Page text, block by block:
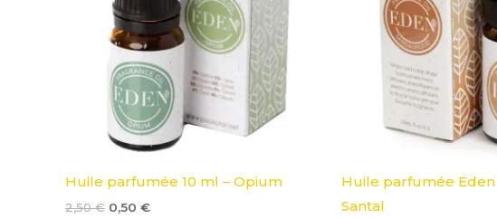
Huile parfumée 10 ml – Opium
2,50€ 0,50 €
Huile parfumée Eden
Santal